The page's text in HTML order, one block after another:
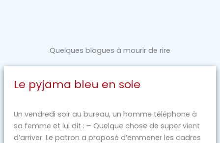
Quelques blagues à mourir de rire
Le pyjama bleu en soie
Un vendredi soir au bureau, un homme téléphone à
sa femme et lui dit : – Quelque chose de super vient
d’arriver. Le patron a proposé d’emmener les cadres